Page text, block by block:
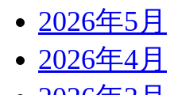
2026年5月
2026年4月